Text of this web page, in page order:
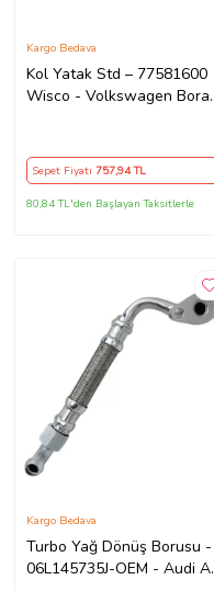
Kol Yatak Std – 77581600
Wisco - Volkswagen Bora
Kargo Bedava
Sepet Fiyatı 757,94 TL
80,84 TL'den Başlayan Taksitlerle
Turbo Yağ Dönüş Borusu -
06L145735J-OEM - Audi
Kargo Bedava